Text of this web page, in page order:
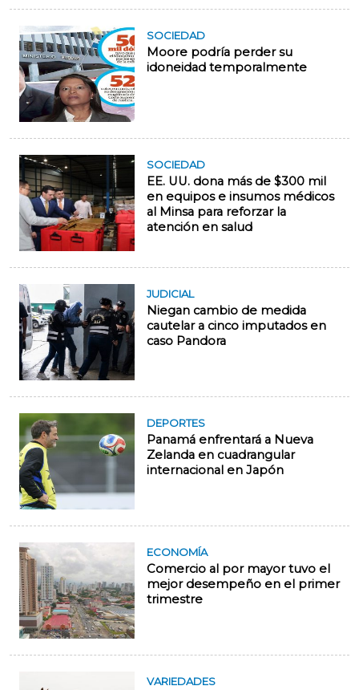
SOCIEDAD
Moore podría perder su
idoneidad temporalmente
SOCIEDAD
EE. UU. dona más de $300 mil
en equipos e insumos médicos
al Minsa para reforzar la
atención en salud
JUDICIAL
Niegan cambio de medida
cautelar a cinco imputados en
caso Pandora
DEPORTES
Panamá enfrentará a Nueva
Zelanda en cuadrangular
internacional en Japón
ECONOMÍA
Comercio al por mayor tuvo el
mejor desempeño en el primer
trimestre
VARIEDADES